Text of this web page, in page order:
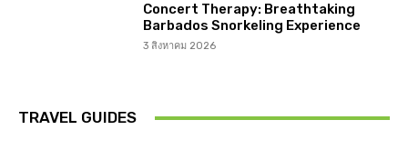
Concert Therapy: Breathtaking
Barbados Snorkeling Experience
3 สิงหาคม 2026
TRAVEL GUIDES